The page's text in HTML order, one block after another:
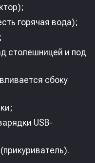
горячая вода);
столешницей и под
сбоку
USB-